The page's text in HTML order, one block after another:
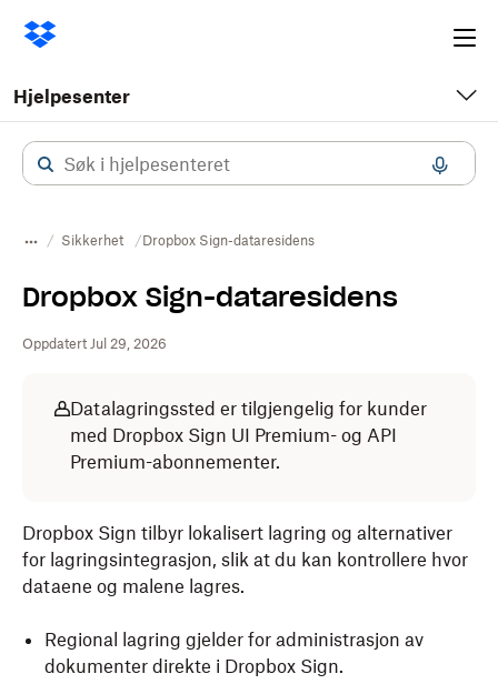
Hjelpesenter
Sikkerhet Dropbox Sign-dataresidens
Dropbox Sign-dataresidens
Oppdatert Jul 29, 2026
Datalagringssted er tilgjengelig for kunder
med Dropbox Sign UI Premium- og API
Premium-abonnementer.
Dropbox Sign tilbyr lokalisert lagring og alternativer
for lagringsintegrasjon, slik at du kan kontrollere hvor
dataene og malene lagres.
Regional lagring gjelder for administrasjon av
dokumenter direkte i Dropbox Sign.